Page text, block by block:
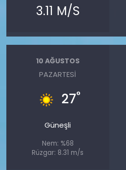
3.11 M/S
10 AĞUSTOS
PAZARTESI
27°
Güneşli
Nem: %68
Rüzgar: 8.31 m/s